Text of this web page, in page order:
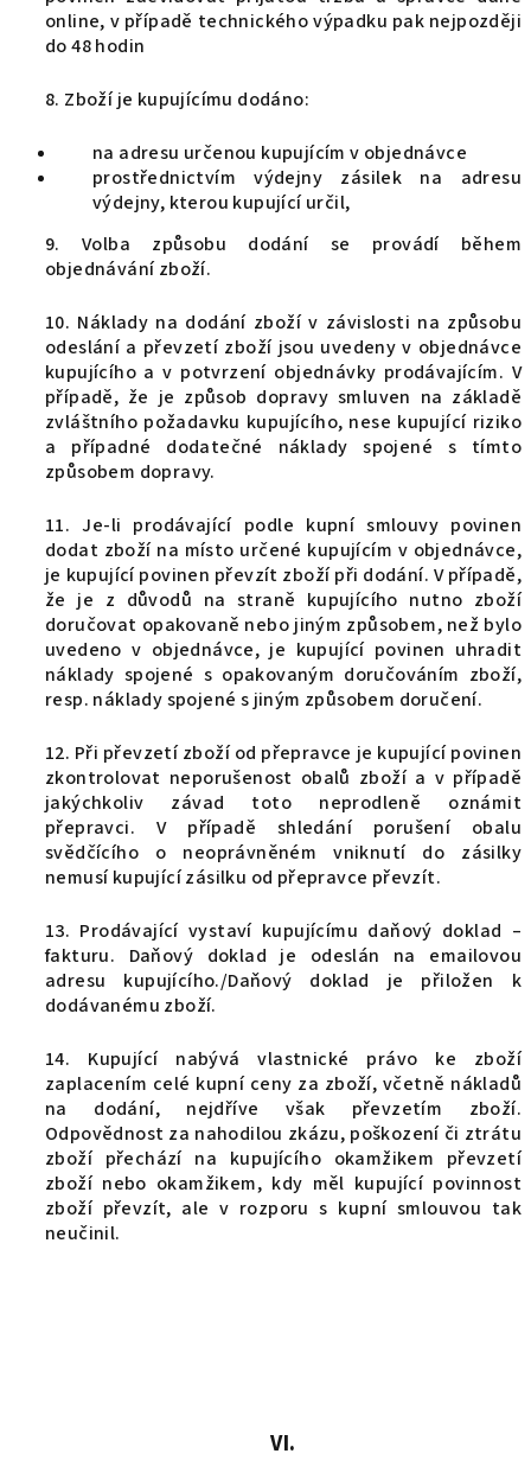
online, v případě technického výpadku pak nejpozději
do 48 hodin
8. Zboží je kupujícímu dodáno:
na adresu určenou kupujícím v objednávce
prostřednictvím výdejny zásilek na adresu
výdejny, kterou kupující určil,
9. Volba způsobu dodání se provádí během
objednávání zboží.
10. Náklady na dodání zboží v závislosti na způsobu
odeslání a převzetí zboží jsou uvedeny v objednávce
kupujícího a v potvrzení objednávky prodávajícím. V
případě, že je způsob dopravy smluven na základě
zvláštního požadavku kupujícího, nese kupující riziko
a případné dodatečné náklady spojené s tímto
způsobem dopravy.
11. Je-li prodávající podle kupní smlouvy povinen
dodat zboží na místo určené kupujícím v objednávce,
je kupující povinen převzít zboží při dodání. V případě,
že je z důvodů na straně kupujícího nutno zboží
doručovat opakovaně nebo jiným způsobem, než bylo
uvedeno v objednávce, je kupující povinen uhradit
náklady spojené s opakovaným doručováním zboží,
resp. náklady spojené s jiným způsobem doručení.
12. Při převzetí zboží od přepravce je kupující povinen
zkontrolovat neporušenost obalů zboží a v případě
jakýchkoliv závad toto neprodleně oznámit
přepravci. V případě shledání porušení obalu
svědčícího o neoprávněném vniknutí do zásilky
nemusí kupující zásilku od přepravce převzít.
13. Prodávající vystaví kupujícímu daňový doklad –
fakturu. Daňový doklad je odeslán na emailovou
adresu kupujícího./Daňový doklad je přiložen k
dodávanému zboží.
14. Kupující nabývá vlastnické právo ke zboží
zaplacením celé kupní ceny za zboží, včetně nákladů
na dodání, nejdříve však převzetím zboží.
Odpovědnost za nahodilou zkázu, poškození či ztrátu
zboží přechází na kupujícího okamžikem převzetí
zboží nebo okamžikem, kdy měl kupující povinnost
zboží převzít, ale v rozporu s kupní smlouvou tak
neučinil.
VI.